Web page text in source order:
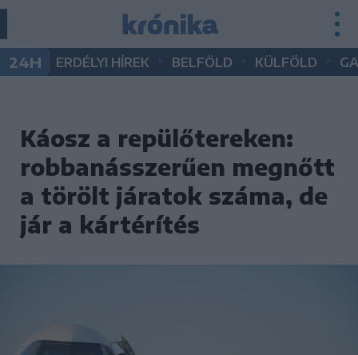
24H ERDÉLYI HÍREK BELFÖLD KÜLFÖLD
Káosz a repülőtereken:
robbanásszerűen megnőtt
a törölt járatok száma, de
jár a kártérítés